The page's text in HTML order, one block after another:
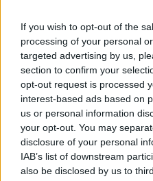
If you wish to opt-out of the
processing of your personal
targeted advertising by us,
section to confirm your
opt-out request is processed
interest-based ads based on
us or personal information
your opt-out. You may
disclosure of your personal
IAB’s list of downstream
also be disclosed by us to